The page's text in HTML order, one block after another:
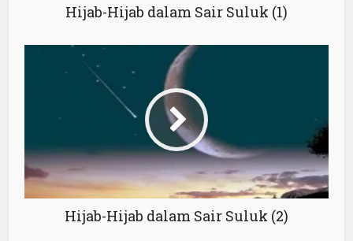
Hijab-Hijab dalam Sair Suluk (1)
Hijab-Hijab dalam Sair Suluk (2)